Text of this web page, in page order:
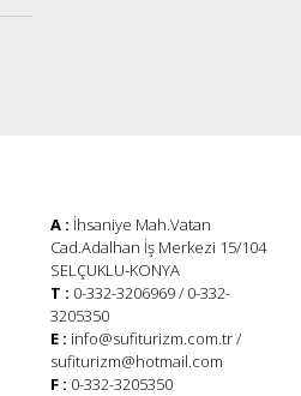
A : İhsaniye Mah.Vatan
Cad.Adalhan İş Merkezi 15/104
SELÇUKLU-KONYA
T : 0-332-3206969 / 0-332-
3205350
E : info@sufiturizm.com.tr/
sufiturizm@hotmail.com
F : 0-332-3205350